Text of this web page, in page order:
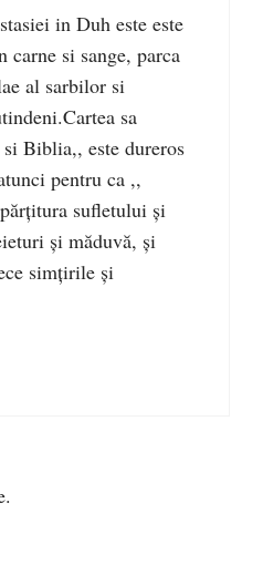
in Duh este este
carne si sange, parca
al sarbilor si
sa
Biblia,, este dureros
pentru ca ,,
sufletului şi
şi măduvă, şi
simţirile şi